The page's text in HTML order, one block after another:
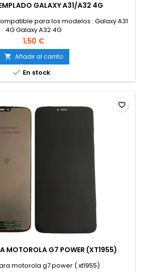
GALAXY A31/A32 4G
para los modelos : Galaxy A31
4G Galaxy A32 4G
1,50 €
 Añadir al carrito
 En stock
MOTOROLA G7 POWER (XT1955)
motorola g7 power ( xt1955)
favorite_border